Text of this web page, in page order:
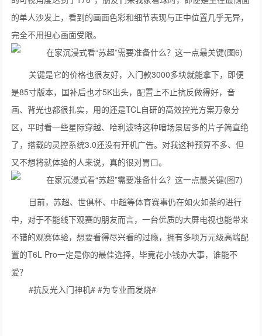
的单人沙发上，看到的画面色彩和细节表现与正中位置几乎无异，
完全不用担心画面受限。
关键是它的价格也很友好，入门款3000多块就能拿下，即便
是85寸版本，国补后也才5K出头，配置上不止抗反做得好，音
画、背光也都很扎实，用的还是TCL自研的高效控光方案万象分
区，平时看一些星际穿越、哈利波特这种暗场景居多的片子简直绝
了，搭载的灵控系统3.0还没有开机广告。对我这种预算不多、但
又不想将就体验的人来说，真的很对胃口。
目前，苏超、世俱杯、中超等体育赛事仍在如火如荼的进行
中，对于不能线下观赛的朋友而言，一台优质的大屏电视也能带来
不错的观赛体验，想要看得尽兴看的过瘾，拥有多项万元级高端配
置的T6L Pro一定是你的最佳选择，毕竟花小钱办大事，谁能不
爱？
#抗反光入门神机# #为专业而发烧#